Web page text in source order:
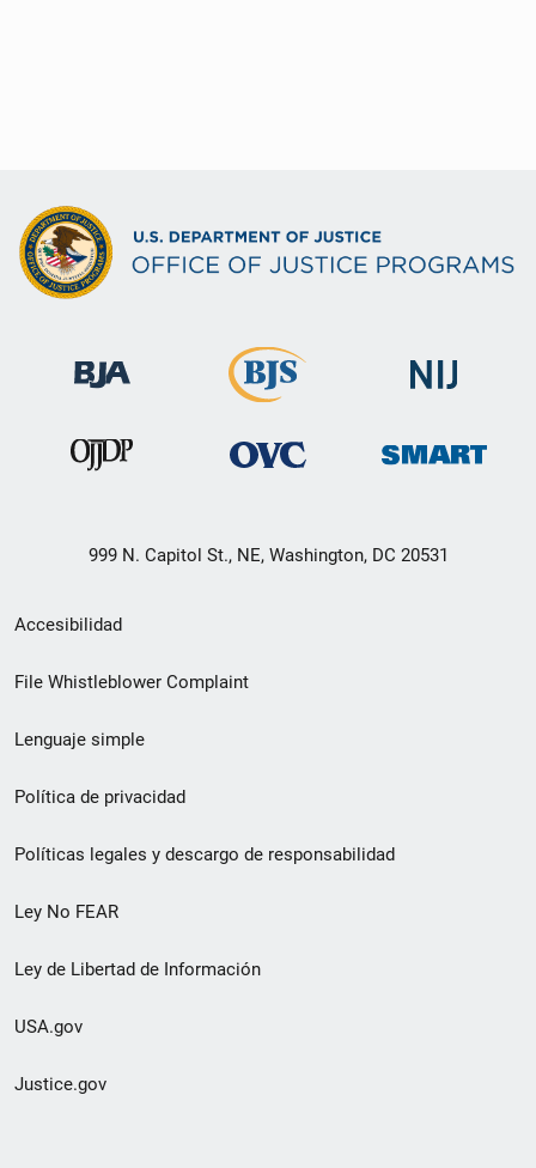
999 N. Capitol St., NE, Washington, DC 20531
Menú
de
de
pie
de
página
Accesibilidad
File Whistleblower Complaint
Lenguaje simple
Política de privacidad
Políticas legales y descargo de responsabilidad
Ley No FEAR
Ley de Libertad de Información
USA.gov
Justice.gov